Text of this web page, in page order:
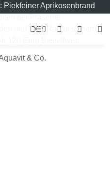
Piekfeiner Aprikosenbrand
und 10% Rabatt sichern!
DE
& Co.